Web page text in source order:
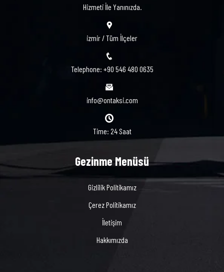
Hizmeti İle Yanınızda.
izmir / Tüm İlçeler
Telephone: +90 546 480 0635
info@ontaksi.com
Time: 24 Saat
Gezinme Menüsü
Gizlilik Politikamız
Çerez Politikamız
İletişim
Hakkımızda